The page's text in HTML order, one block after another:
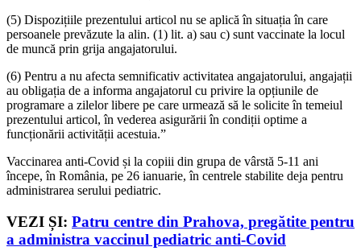
(5) Dispozițiile prezentului articol nu se aplică în situația în care
persoanele prevăzute la alin. (1) lit. a) sau c) sunt vaccinate la locul
de muncă prin grija angajatorului.
(6) Pentru a nu afecta semnificativ activitatea angajatorului, angajații
au obligația de a informa angajatorul cu privire la opțiunile de
programare a zilelor libere pe care urmează să le solicite în temeiul
prezentului articol, în vederea asigurării în condiții optime a
funcționării activității acestuia.”
Vaccinarea anti-Covid și la copiii din grupa de vârstă 5-11 ani
începe, în România, pe 26 ianuarie, în centrele stabilite deja pentru
administrarea serului pediatric.
VEZI ȘI: Patru centre din Prahova, pregătite pentru
a administra vaccinul pediatric anti-Covid